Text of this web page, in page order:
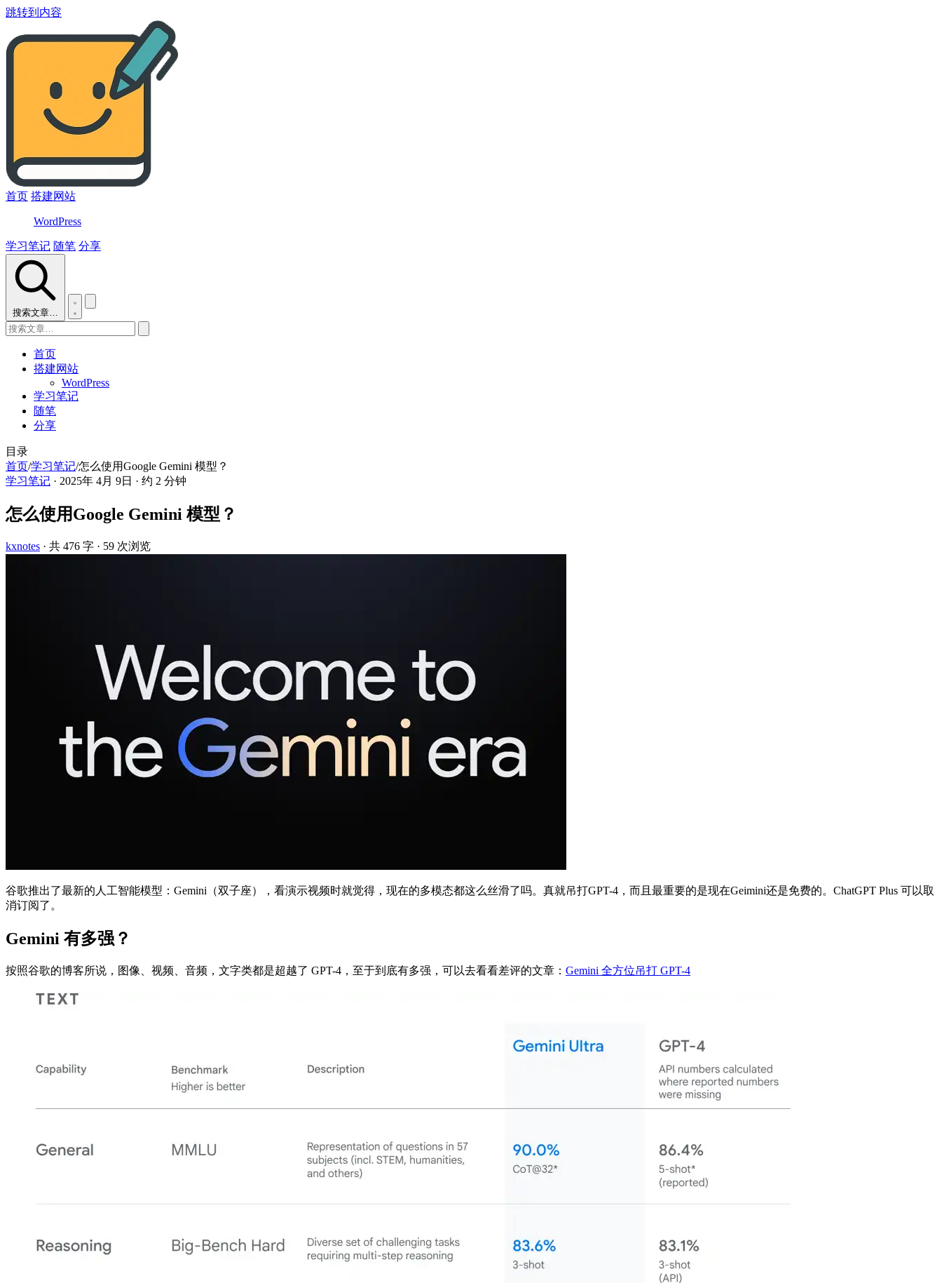
跳转到内容
首页 搭建网站
WordPress
学习笔记 随笔 分享
搜索文章…
首页
搭建网站
WordPress
学习笔记
随笔
分享
目录
首页/学习笔记/怎么使用Google Gemini 模型？
学习笔记 · 2025年 4月 9日 · 约 2 分钟
怎么使用Google Gemini 模型？
kxnotes · 共 476 字 · 59 次浏览
谷歌推出了最新的人工智能模型：Gemini（双子座），看演示视频时就觉得，现在的多模态都这么丝滑了吗。真就吊打GPT-4，而且最重要的是现在Geimini还是免费的。ChatGPT Plus 可以取
消订阅了。
Gemini 有多强？
按照谷歌的博客所说，图像、视频、音频，文字类都是超越了 GPT-4，至于到底有多强，可以去看看差评的文章： Gemini 全方位吊打 GPT-4